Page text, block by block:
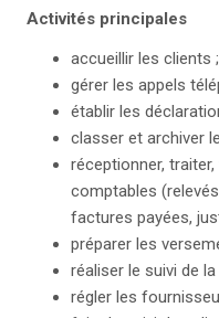
Activités principales
accueillir les clients ;
gérer les appels
établir les
classer et archiver
réceptionner,
comptables
factures payées,
préparer les
réaliser le suivi de
régler les